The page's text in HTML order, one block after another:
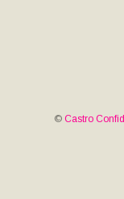
© Castro